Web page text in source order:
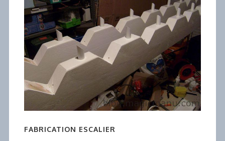
FABRICATION ESCALIER